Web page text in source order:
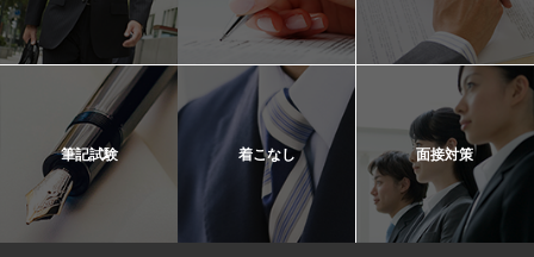
筆記試験 着こなし 面接対策